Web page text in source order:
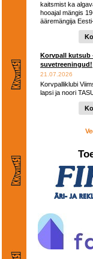
kaitsmist ka
hooajal mängis
ääremängija
Korvpall kutsub
suvetreeningud!
21.07.2026
Korvpalliklubi
lapsi ja noori